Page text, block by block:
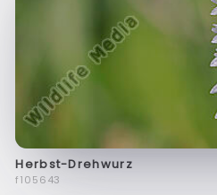
Herbst-Drehwurz
f105643